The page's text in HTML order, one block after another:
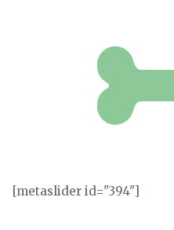
[metaslider id="394"]